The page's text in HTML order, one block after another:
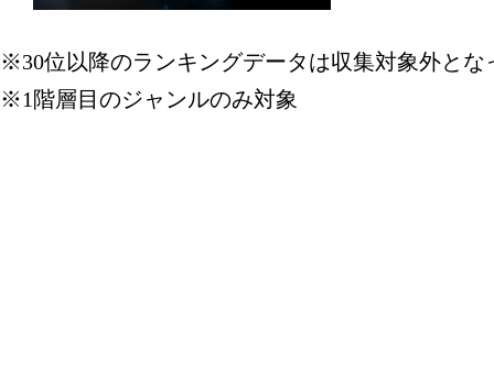
グ：20位
※30位以降のランキングデータは収集対象外とな
※1階層目のジャンルのみ対象